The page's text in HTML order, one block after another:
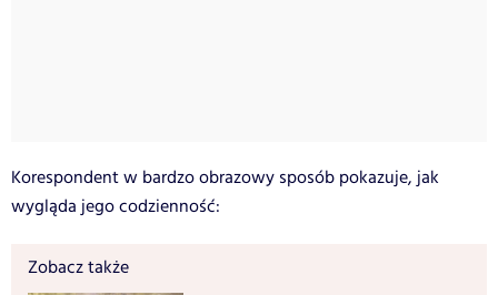
Korespondent w bardzo obrazowy sposób pokazuje, jak
wygląda jego codzienność:
Zobacz także